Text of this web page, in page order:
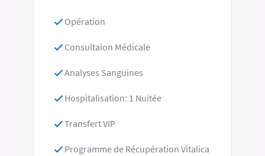
Opération
Consultaion Médicale
Analyses Sanguines
Hospitalisation: 1 Nuitée
Transfert VIP
Programme de Récupération Vitalica